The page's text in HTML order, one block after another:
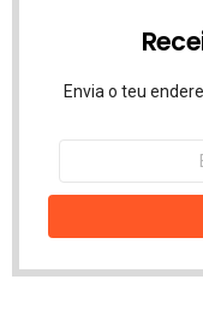
Envia o teu
Endereço
email